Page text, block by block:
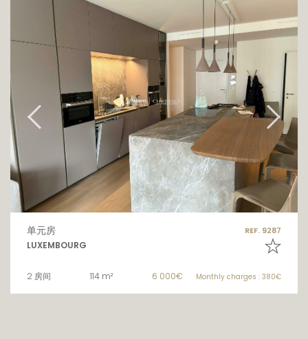
单元房 REF. 9287
LUXEMBOURG
2 房间 114 m² 6 000€ Monthly charges : 380€